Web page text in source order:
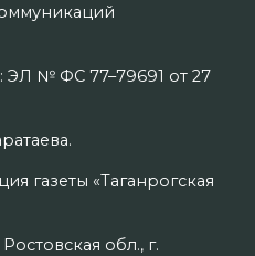
ЭЛ № ФС 77–79691 от 27
газеты «Таганрогская
обл., г.